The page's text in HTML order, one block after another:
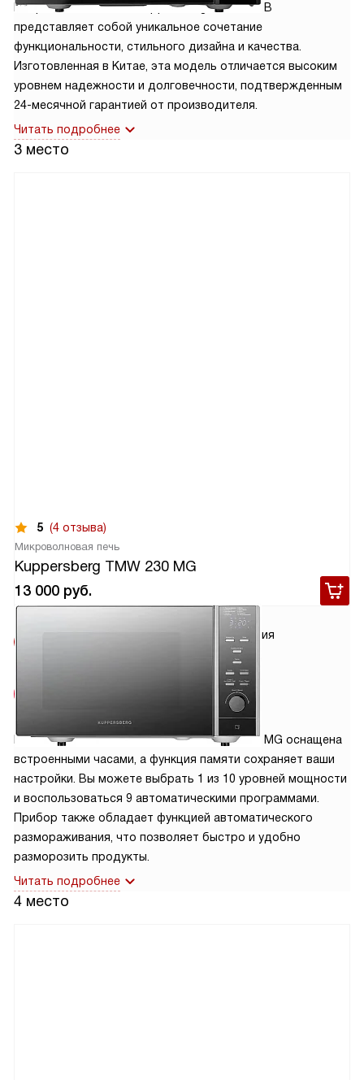
Микроволновая печь Kuppersberg TMW 230 B
представляет собой уникальное сочетание
функциональности, стильного дизайна и качества.
Изготовленная в Китае, эта модель отличается высоким
уровнем надежности и долговечности, подтвержденным
24-месячной гарантией от производителя.
Читать подробнее
3 место
5 (4 отзыва)
Микроволновая печь
Kuppersberg TMW 230 MG
13 000 руб.
Гарантия
2 года
Микроволновая печь Kuppersberg TMW 230 MG оснащена
встроенными часами, а функция памяти сохраняет ваши
настройки. Вы можете выбрать 1 из 10 уровней мощности
и воспользоваться 9 автоматическими программами.
Прибор также обладает функцией автоматического
размораживания, что позволяет быстро и удобно
разморозить продукты.
Читать подробнее
4 место